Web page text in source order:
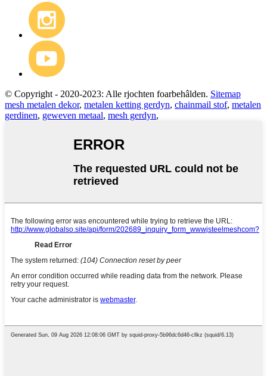
© Copyright - 2020-2023: Alle rjochten foarbehâlden. Sitemap
mesh metalen dekor, metalen ketting gerdyn, chainmail stof, metalen
gerdinen, geweven metaal, mesh gerdyn,